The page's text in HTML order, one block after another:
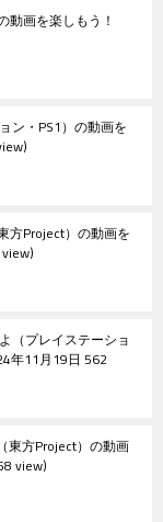
動画を楽しもう！
ン・PS1）の動画を
方Project）の動画を
（プレイステーショ
年11月19日 562
東方Project）の動画
view